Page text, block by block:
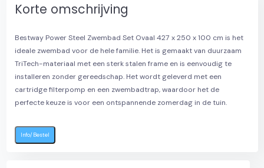
Korte omschrijving
Bestway Power Steel Zwembad Set Ovaal 427 x 250 x 100 cm is het
ideale zwembad voor de hele familie. Het is gemaakt van duurzaam
TriTech-materiaal met een sterk stalen frame en is eenvoudig te
installeren zonder gereedschap. Het wordt geleverd met een
cartridge filterpomp en een zwembadtrap, waardoor het de
perfecte keuze is voor een ontspannende zomerdag in de tuin.
Info/Bestel